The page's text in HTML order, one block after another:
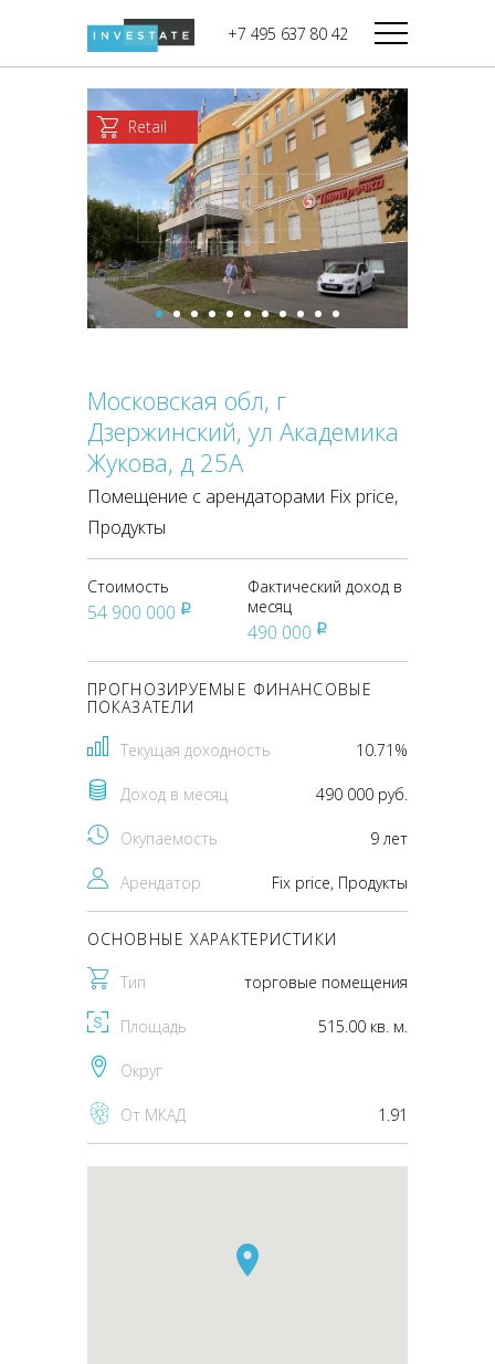
+7 495 637 80 42
Дикси
Верный
Мираторг
Магнолия
В башне
Башня Федерация-II
Запад
Башня Федерация-I
Восток
Город Столиц,
Северный блок
Город Столиц,
Южный блок
Retail
Московская обл, г
Дзержинский, ул Академика
Жукова, д 25А
Помещение с арендаторами Fix price,
Продукты
Стоимость
54 900 000 pуб
Фактический доход в
месяц
490 000 pуб
ПРОГНОЗИРУЕМЫЕ ФИНАНСОВЫЕ
ПОКАЗАТЕЛИ
Текущая доходность 10.71%
Доход в месяц 490 000 руб.
Окупаемость 9 лет
Арендатор Fix price, Продукты
ОСНОВНЫЕ ХАРАКТЕРИСТИКИ
Тип торговые помещения
Площадь 515.00 кв. м.
Округ
От МКАД 1.91